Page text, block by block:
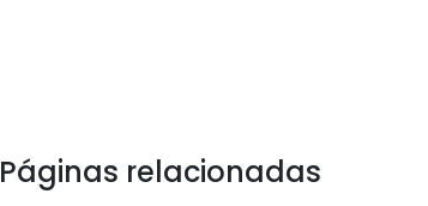
Páginas relacionadas